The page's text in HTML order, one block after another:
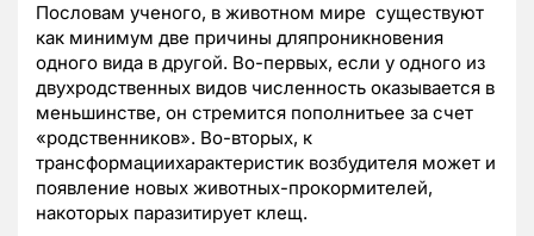
Пословам ученого, в животном мире существуют
как минимум две причины дляпроникновения
одного вида в другой. Во-первых, если у одного из
двухродственных видов численность оказывается в
меньшинстве, он стремится пополнитьее за счет
«родственников». Во-вторых, к
трансформациихарактеристик возбудителя может и
появление новых животных-прокормителей,
накоторых паразитирует клещ.